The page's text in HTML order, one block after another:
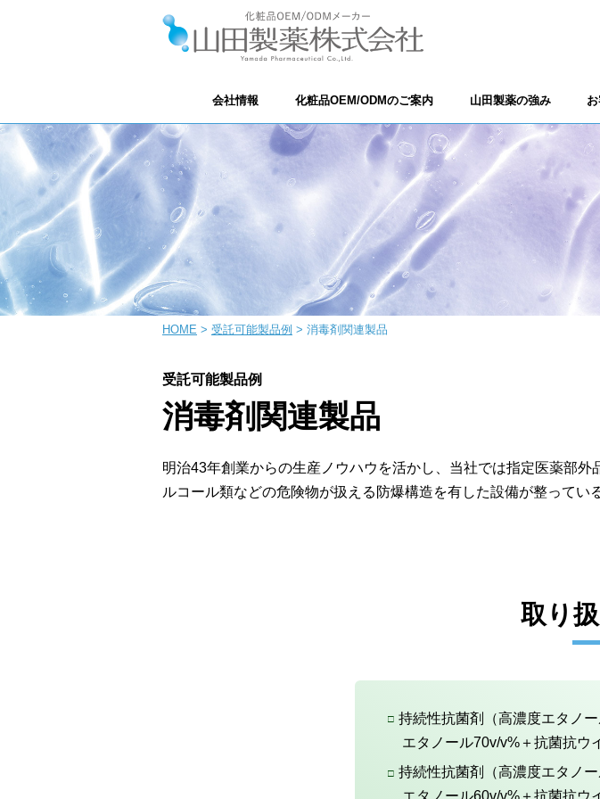
会社情報 化粧品OEM/ODMのご案内 山田製薬の強み
HOME 受託可能製品例 消毒剤関連製品
受託可能製品例
消毒剤関連製品
明治43年創業からの生産ノウハウを活かし、当社では指定医薬部
ルコール類などの危険物が扱える防爆構造を有した設備が整ってい
取り
持続性抗菌剤（高濃度エタノー
エタノール70v/v%＋抗菌抗ウ
持続性抗菌剤（高濃度エタノー